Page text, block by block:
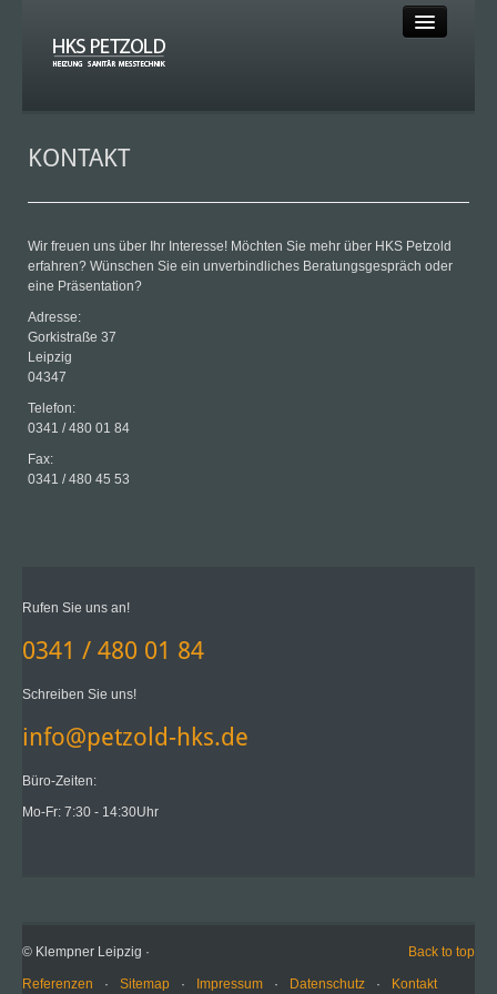
SOLAR
KLEMPNER
KONTAKT
Wir freuen uns über Ihr Interesse! Möchten Sie mehr über HKS Petzold
erfahren? Wünschen Sie ein unverbindliches Beratungsgespräch oder
eine Präsentation?
Adresse:
Gorkistraße 37
Leipzig
04347
Telefon:
0341 / 480 01 84
Fax:
0341 / 480 45 53
Rufen Sie uns an!
0341 / 480 01 84
Schreiben Sie uns!
info@petzold-hks.de
Büro-Zeiten:
Mo-Fr: 7:30 - 14:30Uhr
Back to top
© Klempner Leipzig ·
Referenzen · Sitemap · Impressum · Datenschutz · Kontakt